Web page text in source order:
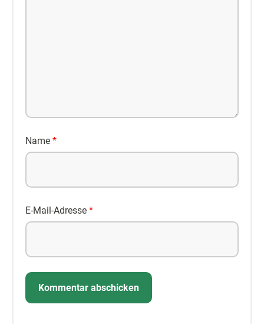
Name *
E-Mail-Adresse *